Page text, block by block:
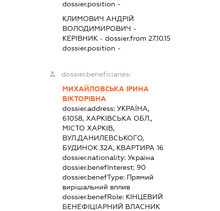
dossier.position -
КЛИМОВИЧ АНДРІЙ
ВОЛОДИМИРОВИЧ -
КЕРІВНИК - dossier.from 27.10.15
dossier.position -
dossier.beneficiaries:
МИХАЙЛОВСЬКА ІРИНА
ВІКТОРІВНА
dossier.address: УКРАЇНА,
61058, ХАРКІВСЬКА ОБЛ.,
МІСТО ХАРКІВ,
ВУЛ.ДАНИЛЕВСЬКОГО,
БУДИНОК 32А, КВАРТИРА 16
dossier.nationality: Україна
dossier.benefInterest: 90
dossier.benefType: Прямий
вирішальний вплив
dossier.benefRole: КІНЦЕВИЙ
БЕНЕФІЦІАРНИЙ ВЛАСНИК